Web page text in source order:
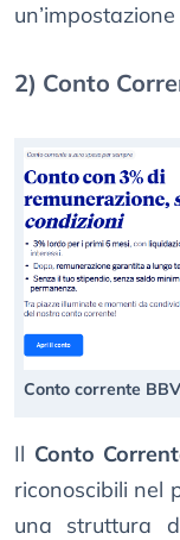
2) Conto
Conto corrente
Il Conto
riconoscibili nel
una struttura